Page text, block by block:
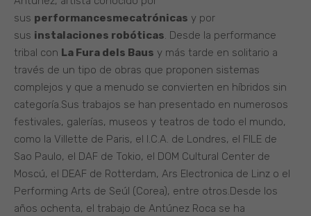
sus performancesmecatrónicas y por
sus instalaciones robóticas. Desde la performance
tribal con La Fura dels Baus y más tarde en solitario a
través de un tipo de obras que proponen sistemas
complejos y que a menudo se convierten en híbridos sin
categoría.Sus trabajos se han presentado en numerosos
festivales, galerías, museos y teatros de todo el mundo,
como la Villette de Paris, el l.C.A. de Londres, el FILE de
Sao Paulo, el DAF de Tokio, el DOM Cultural Center de
Moscú, el DEAF de Rotterdam, Ars Electronica de Linz o el
Performing Arts de Seúl (Corea), entre otros.Desde los
años ochenta, el trabajo de Antúnez Roca se ha